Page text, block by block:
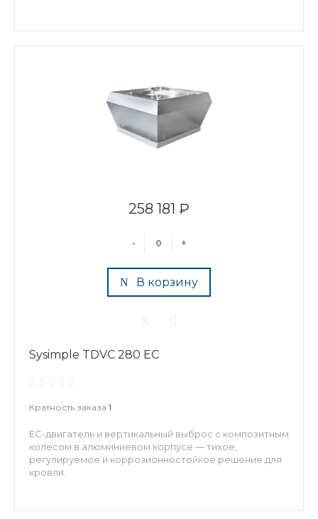
258 181 ₽
- +
В корзину
Sysimple TDVC 280 EC
Кратность заказа 1
EC-двигатель и вертикальный выброс с композитным
колесом в алюминиевом корпусе — тихое,
регулируемое и коррозионностойкое решение для
кровли.